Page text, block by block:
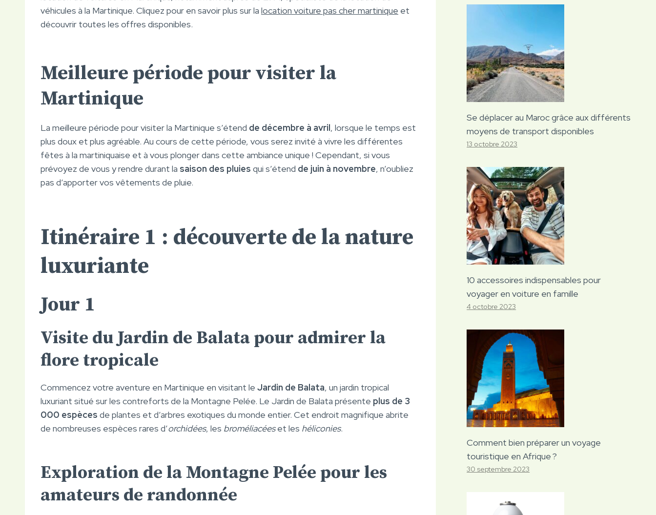
véhicules à la Martinique. Cliquez pour en savoir plus sur la location voiture pas cher martinique et
découvrir toutes les offres disponibles.
Meilleure période pour visiter la
Martinique
La meilleure période pour visiter la Martinique s’étend de décembre à avril, lorsque le temps est
plus doux et plus agréable. Au cours de cette période, vous serez invité à vivre les différentes
fêtes à la martiniquaise et à vous plonger dans cette ambiance unique ! Cependant, si vous
prévoyez de vous y rendre durant la saison des pluies qui s’étend de juin à novembre, n’oubliez
pas d’apporter vos vêtements de pluie.
Itinéraire 1 : découverte de la nature
luxuriante
Jour 1
Visite du Jardin de Balata pour admirer la
flore tropicale
Commencez votre aventure en Martinique en visitant le Jardin de Balata, un jardin tropical
luxuriant situé sur les contreforts de la Montagne Pelée. Le Jardin de Balata présente plus de 3
000 espèces de plantes et d’arbres exotiques du monde entier. Cet endroit magnifique abrite
de nombreuses espèces rares d’orchidées, les broméliacéeset les héliconies.
Exploration de la Montagne Pelée pour les
amateurs de randonnée
Se déplacer au Maroc grâce aux différents
moyens de transport disponibles
13 octobre 2023
10 accessoires indispensables pour
voyager en voiture en famille
4 octobre 2023
Comment bien préparer un voyage
touristique en Afrique ?
30 septembre 2023